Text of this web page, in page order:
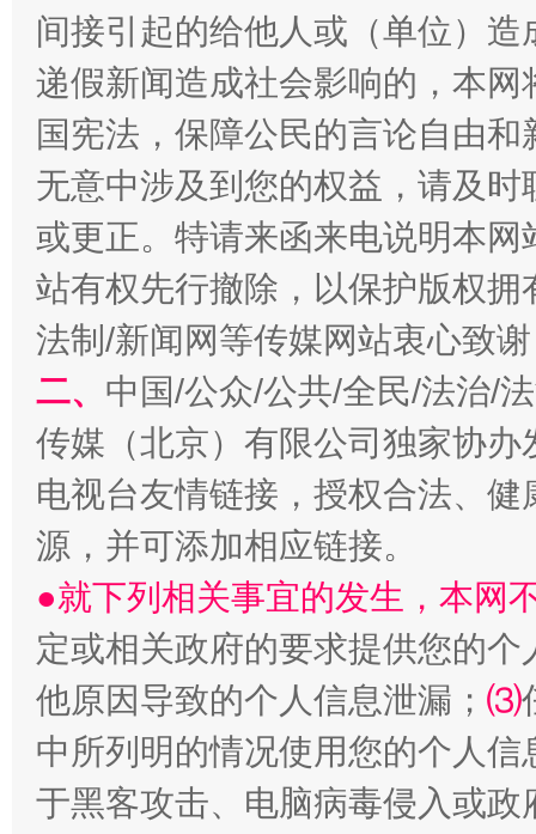
在谋一域中谋全局
今
魏明亮
“刷贴”乱象丛生
生
间接引起的给他人或（单位）
递假新闻造成社会影响的，本
国宪法，保障公民的言论自由
无意中涉及到您的权益，请及
或更正。特请来函来电说明本
站有权先行撤除，以保护版权
法制/新闻网等传媒网站衷心致
二、 中国/公众/公共/全民/法治/
传媒（北京）有限公司独家协
电视台友情链接，授权合法、
源，并可添加相应链接。
●就下列相关事宜的发生，本网
定或相关政府的要求提供您的个
他原因导致的个人信息泄漏； ⑶
中所列明的情况使用您的个人
于黑客攻击、电脑病毒侵入或